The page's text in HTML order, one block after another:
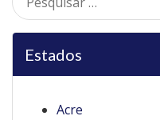
por:
Estados
Acre